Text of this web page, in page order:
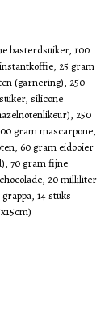
basterdsuiker, 100
25 gram
(garnering), 250
silicone
250
gram mascarpone,
60 gram eidooier
70 gram fijne
20 milliliter
14 stuks